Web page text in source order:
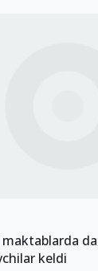
maktablarda
keldi